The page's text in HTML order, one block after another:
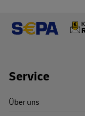
Footer Links
Service
Über uns